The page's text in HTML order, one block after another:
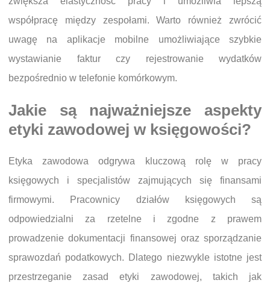
współpracę między zespołami. Warto również zwrócić
uwagę na aplikacje mobilne umożliwiające szybkie
wystawianie faktur czy rejestrowanie wydatków
bezpośrednio w telefonie komórkowym.
Jakie są najważniejsze aspekty
etyki zawodowej w księgowości?
Etyka zawodowa odgrywa kluczową rolę w pracy
księgowych i specjalistów zajmujących się finansami
firmowymi. Pracownicy działów księgowych są
odpowiedzialni za rzetelne i zgodne z prawem
prowadzenie dokumentacji finansowej oraz sporządzanie
sprawozdań podatkowych. Dlatego niezwykle istotne jest
przestrzeganie zasad etyki zawodowej, takich jak